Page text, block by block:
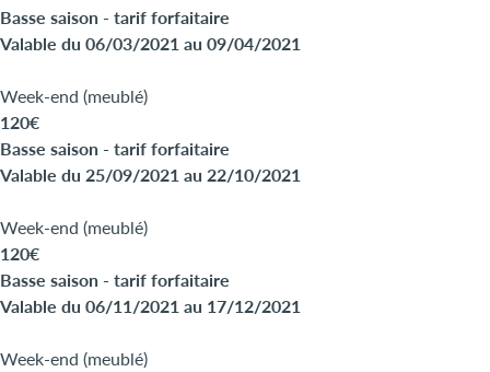
Basse saison - tarif forfaitaire
Valable du 06/03/2021 au 09/04/2021
Week-end (meublé)
120€
Basse saison - tarif forfaitaire
Valable du 25/09/2021 au 22/10/2021
Week-end (meublé)
120€
Basse saison - tarif forfaitaire
Valable du 06/11/2021 au 17/12/2021
Week-end (meublé)